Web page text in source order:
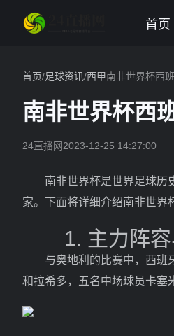
首页
首页/足球资讯/西甲南非世界杯西
南非世界杯西
24直播网2023-12-25 14:27:00
南非世界杯是世界足球历史
家。下面将详细介绍南非世界
1. 主力阵容
与奥地利的比赛中，西班牙
和拉希多，五名中场球员卡塞